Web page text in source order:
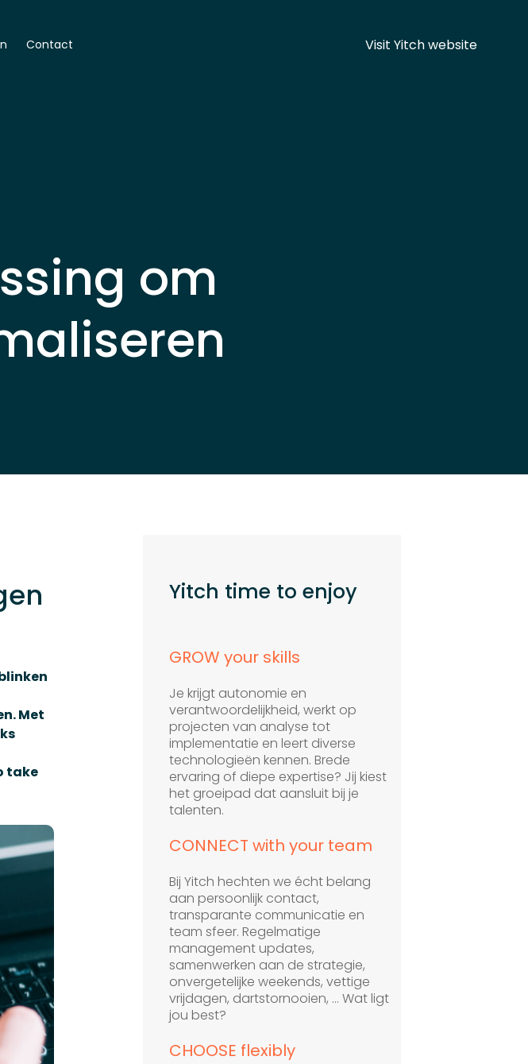
Contact Visit Yitch website
om
Met
take
Yitch time to enjoy
GROW your skills
Je krijgt autonomie en
verantwoordelijkheid, werkt op
projecten van analyse tot
implementatie en leert diverse
technologieën kennen. Brede
ervaring of diepe expertise? Jij kiest
het groeipad dat aansluit bij je
talenten.
CONNECT with your team
Bij Yitch hechten we écht belang
aan persoonlijk contact,
transparante communicatie en
team sfeer. Regelmatige
management updates,
samenwerken aan de strategie,
onvergetelijke weekends, vettige
vrijdagen, dartstornooien, … Wat ligt
jou best?
CHOOSE flexibly